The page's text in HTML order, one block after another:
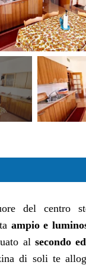
del centro
ampio e
al secondo
di soli te